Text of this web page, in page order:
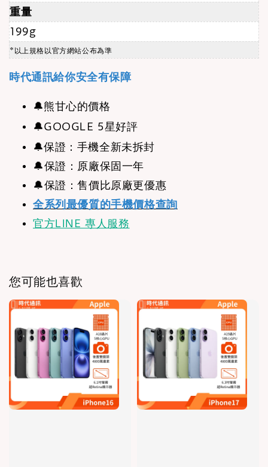
重量
199g
*以上規格以官方網站公布為準
時代通訊給你安全有保障
🔔熊甘心的價格
🔔GOOGLE 5星好評
🔔保證：手機全新未拆封
🔔保證：原廠保固一年
🔔保證：售價比原廠更優惠
全系列最優質的手機價格查詢
官方LINE 專人服務
您可能也喜歡